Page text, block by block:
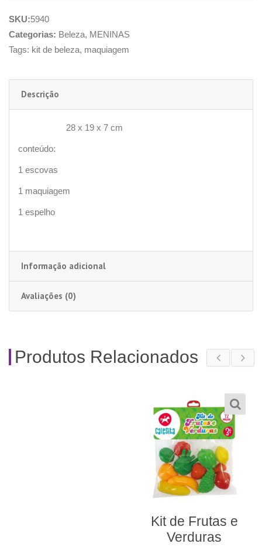
SKU:5940
Categorias: Beleza, MENINAS
Tags: kit de beleza, maquiagem
Descrição
28 x 19 x 7 cm
conteúdo:
1 escovas
1 maquiagem
1 espelho
Informação adicional
Avaliações (0)
Produtos Relacionados
Kit de Frutas e